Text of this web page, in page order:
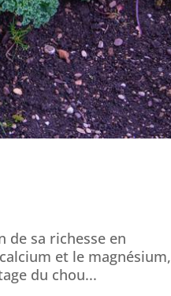
de sa richesse en
et le magnésium,
du chou...